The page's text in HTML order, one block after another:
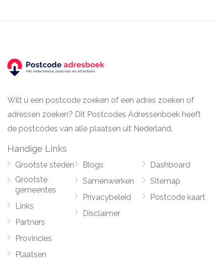
Wilt u een postcode zoeken of een adres zoeken of
adressen zoeken? Dit Postcodes Adressenboek heeft
de postcodes van alle plaatsen uit Nederland.
Handige Links
Grootste steden
Grootste
gemeentes
Links
Partners
Provincies
Plaatsen
Blogs
Samenwerken
Privacybeleid
Disclaimer
Dashboard
Sitemap
Postcode kaart